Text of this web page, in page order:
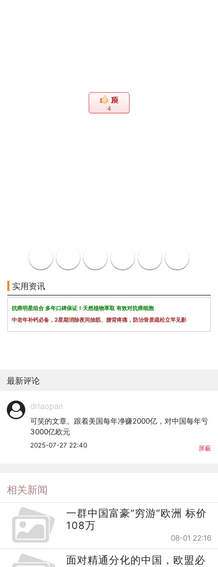
4
实用资讯
抗癌明星组合 多年口碑保证！天然植物萃取 有效对抗癌细胞
中老年补钙必备，2星期消除夜间抽筋、腰背疼痛，防治骨质疏松立竿见影
最新评论
drlaopan
可笑的文章。跟着美国每年净赚2000亿，对中国每年亏
3000亿欧元
2025-07-27 22:40 屏蔽
相关新闻
一群中国富豪“穷游”欧洲 标价
108万
08-01 22:16
面对精通分化的中国，欧盟必